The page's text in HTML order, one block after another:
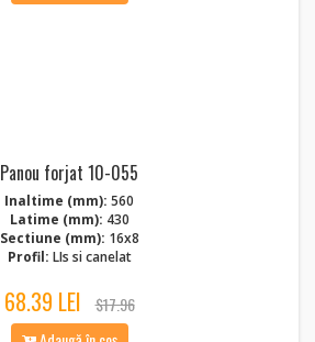
Panou forjat 10-055
Inaltime (mm): 560
Latime (mm): 430
Sectiune (mm): 16x8
Profil: LIs si canelat
68.39 LEI
$17.96